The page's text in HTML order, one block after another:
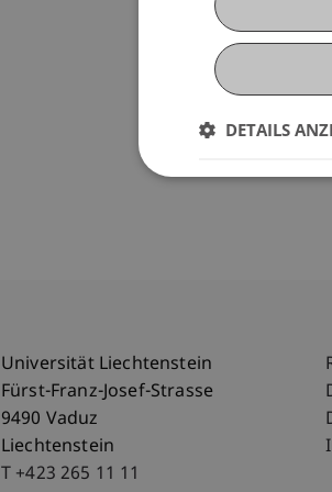
Universität Liechtenstein
Fürst-Franz-Josef-Strasse
9490 Vaduz
Liechtenstein
T +423 265 11 11
DETAILS